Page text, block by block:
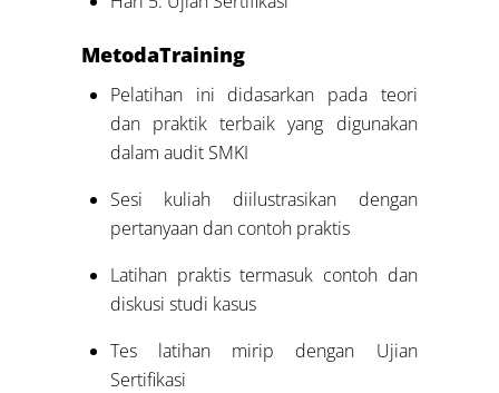
MetodaTraining
Pelatihan ini didasarkan pada teori
dan praktik terbaik yang digunakan
dalam audit SMKI
Sesi kuliah diilustrasikan dengan
pertanyaan dan contoh praktis
Latihan praktis termasuk contoh dan
diskusi studi kasus
Tes latihan mirip dengan Ujian
Sertifikasi